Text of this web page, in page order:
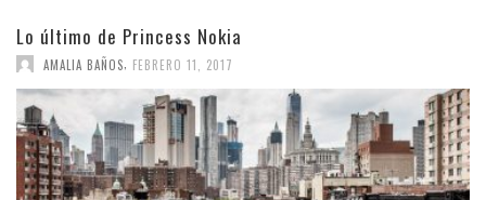
Lo último de Princess Nokia
AMALIA BAÑOS FEBRERO 11, 2017